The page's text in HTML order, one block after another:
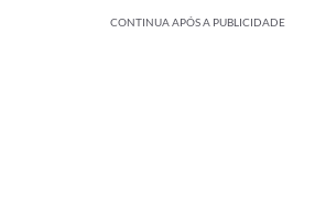
CONTINUA APÓS A PUBLICIDADE